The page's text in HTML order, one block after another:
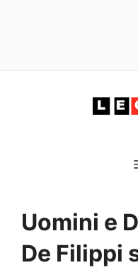
Uomini e
De Filippi